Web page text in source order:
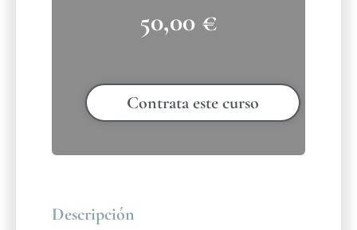
50,00 €
Contrata este curso
Descripción